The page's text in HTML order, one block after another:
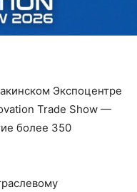
Экспоцентре
Trade Show —
более 350